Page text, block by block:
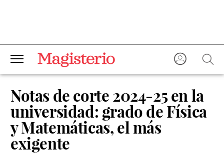
Notas de corte 2024-25 en la
universidad: grado de Física
y Matemáticas, el más
exigente